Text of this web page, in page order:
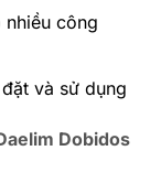
công
và sử dụng
Dobidos